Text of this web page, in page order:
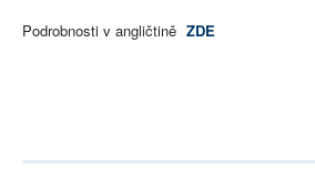
Podrobnosti v angličtině ZDE